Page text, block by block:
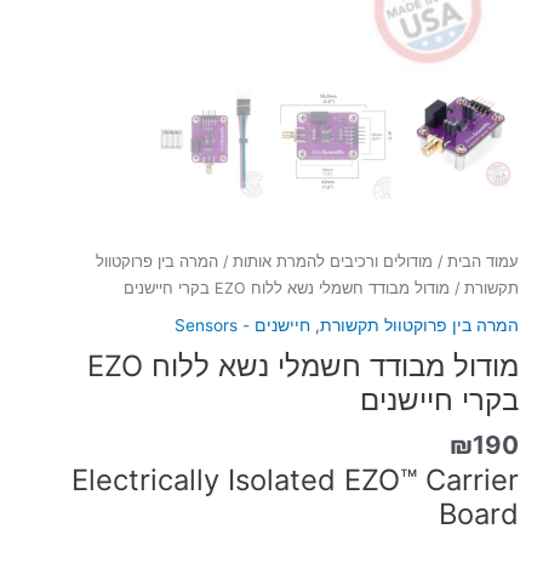
עמוד הבית / מודולים ורכיבים להמרת אותות / המרה בין פרוקטוול
תקשורת / מודול מבודד חשמלי נשא ללוח EZO בקרי חיישנים
המרה בין פרוקטוול תקשורת, חיישנים - Sensors
מודול מבודד חשמלי נשא ללוח EZO
בקרי חיישנים
₪190
Electrically Isolated EZO™ Carrier
Board